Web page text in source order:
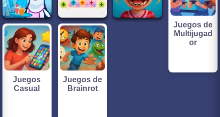
Juegos de
Multijugad
or
Juegos
Casual
Juegos de
Brainrot